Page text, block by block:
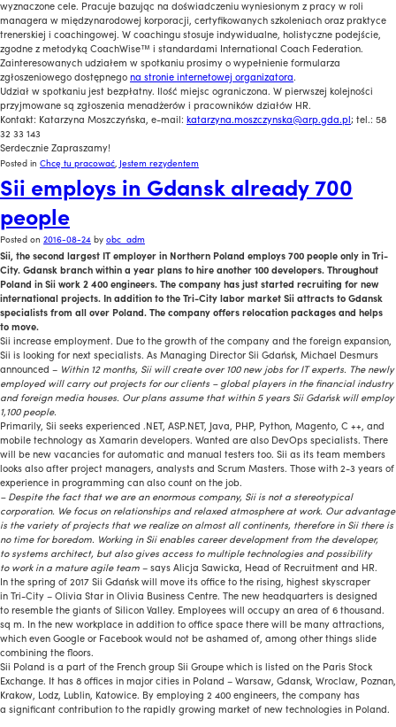
wyznaczone cele. Pracuje bazując na doświadczeniu wyniesionym z pracy w roli
managera w międzynarodowej korporacji, certyfikowanych szkoleniach oraz praktyce
trenerskiej i coachingowej. W coachingu stosuje indywidualne, holistyczne podejście,
zgodne z metodyką CoachWise™ i standardami International Coach Federation.
Zainteresowanych udziałem w spotkaniu prosimy o wypełnienie formularza
zgłoszeniowego dostępnegona stronie internetowej organizatora.
Udział w spotkaniu jest bezpłatny. Ilość miejsc ograniczona. W pierwszej kolejności
przyjmowane są zgłoszenia menadżerów i pracowników działów HR.
Kontakt: Katarzyna Moszczyńska, e-mail: katarzyna.moszczynska@arp.gda.pl; tel.: 58
32 33 143
Serdecznie Zapraszamy!
Posted in Chcę tu pracować, Jestem rezydentem
Sii employs in Gdansk already 700
people
Posted on 2016-08-24 by obc_adm
Sii, the second largest IT employer in Northern Poland employs 700 people only in Tri-
City. Gdansk branch within a year plans to hire another 100 developers. Throughout
Poland in Sii work 2 400 engineers. The company has just started recruiting for new
international projects. In addition to the Tri-City labor market Sii attracts to Gdansk
specialists from all over Poland. The company offers relocation packages and helps
to move.
Sii increase employment. Due to the growth of the company and the foreign expansion,
Sii is looking for next specialists. As Managing Director Sii Gdańsk, Michael Desmurs
announced – Within 12 months, Sii will create over 100 new jobs for IT experts. The newly
employed will carry out projects for our clients – global players in the financial industry
and foreign media houses. Our plans assume that within 5 years Sii Gdańsk will employ
1,100 people.
Primarily, Sii seeks experienced .NET, ASP.NET, Java, PHP, Python, Magento, C ++, and
mobile technology as Xamarin developers. Wanted are also DevOps specialists. There
will be new vacancies for automatic and manual testers too. Sii as its team members
looks also after project managers, analysts and Scrum Masters. Those with 2-3 years of
experience in programming can also count on the job.
– Despite the fact that we are an enormous company, Sii is not a stereotypical
corporation. We focus on relationships and relaxed atmosphere at work. Our advantage
is the variety of projects that we realize on almost all continents, therefore in Sii there is
no time for boredom. Working in Sii enables career development from the developer,
to systems architect, but also gives access to multiple technologies and possibility
to work in a mature agile team– says Alicja Sawicka, Head of Recruitment and HR.
In the spring of 2017 Sii Gdańsk will move its office to the rising, highest skyscraper
in Tri-City – Olivia Star in Olivia Business Centre. The new headquarters is designed
to resemble the giants of Silicon Valley. Employees will occupy an area of 6 thousand.
sq m. In the new workplace in addition to office space there will be many attractions,
which even Google or Facebook would not be ashamed of, among other things slide
combining the floors.
Sii Poland is a part of the French group Sii Groupe which is listed on the Paris Stock
Exchange. It has 8 offices in major cities in Poland – Warsaw, Gdansk, Wroclaw, Poznan,
Krakow, Lodz, Lublin, Katowice. By employing 2 400 engineers, the company has
a significant contribution to the rapidly growing market of new technologies in Poland.